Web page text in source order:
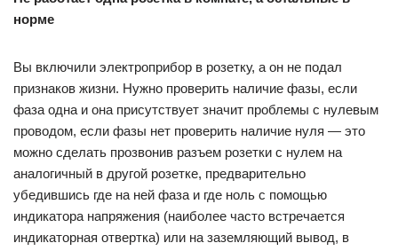
норме
Вы включили электроприбор в розетку, а он не подал
признаков жизни. Нужно проверить наличие фазы, если
фаза одна и она присутствует значит проблемы с нулевым
проводом, если фазы нет проверить наличие нуля — это
можно сделать прозвонив разъем розетки с нулем на
аналогичный в другой розетке, предварительно
убедившись где на ней фаза и где ноль с помощью
индикатора напряжения (наиболее часто встречается
индикаторная отвертка) или на заземляющий вывод, в